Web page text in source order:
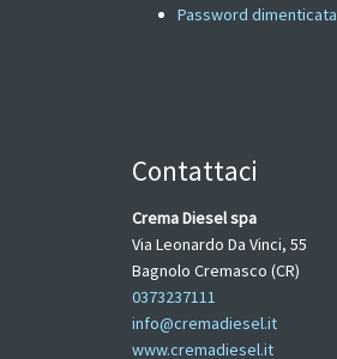
Password dimenticata
Contattaci
Crema Diesel spa
Via Leonardo Da Vinci, 55
Bagnolo Cremasco (CR)
0373237111
info@cremadiesel.it
www.cremadiesel.it